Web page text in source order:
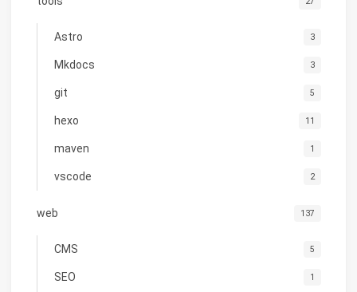
Astro 3
Mkdocs 3
git 5
hexo 11
maven 1
vscode 2
web 137
CMS 5
SEO 1